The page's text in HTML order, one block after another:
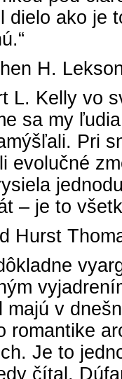
dielo ako je
H.
L. Kelly vo
sa my
Pri
evolučné
– je to
Hurst
majú v
romantike
Je to
čítal.